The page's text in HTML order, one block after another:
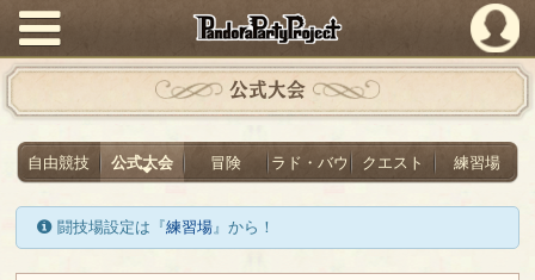
PandoraPartyProject
公式大会
自由競技 公式大会 冒険 ラド・バウ クエスト 練習場
闘技場設定は『練習場』から！